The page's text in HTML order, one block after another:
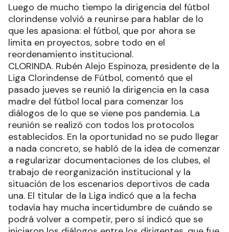
Luego de mucho tiempo la dirigencia del fútbol
clorindense volvió a reunirse para hablar de lo
que les apasiona: el fútbol, que por ahora se
limita en proyectos, sobre todo en el
reordenamiento institucional.
CLORINDA. Rubén Alejo Espinoza, presidente de la
Liga Clorindense de Fútbol, comentó que el
pasado jueves se reunió la dirigencia en la casa
madre del fútbol local para comenzar los
diálogos de lo que se viene pos pandemia. La
reunión se realizó con todos los protocolos
establecidos. En la oportunidad no se pudo llegar
a nada concreto, se habló de la idea de comenzar
a regularizar documentaciones de los clubes, el
trabajo de reorganización institucional y la
situación de los escenarios deportivos de cada
una. El titular de la Liga indicó que a la fecha
todavía hay mucha incertidumbre de cuándo se
podrá volver a competir, pero sí indicó que se